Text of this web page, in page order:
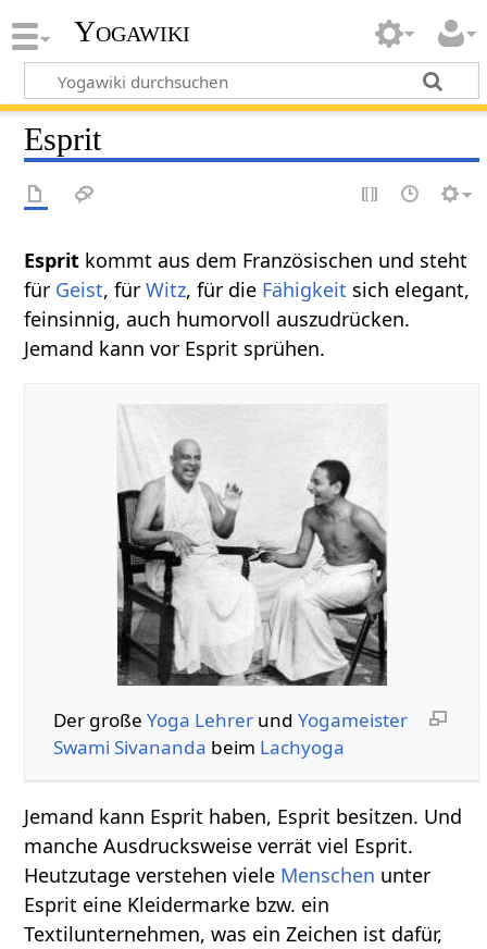
Yogawiki
Esprit
Esprit kommt aus dem Französischen und steht
für Geist, fürWitz, für die Fähigkeit sich elegant,
feinsinnig, auch humorvoll auszudrücken.
Jemand kann vor Esprit sprühen.
Der große Yoga Lehrerund Yogameister
Swami Sivananda beim Lachyoga
Jemand kann Esprit haben, Esprit besitzen. Und
manche Ausdrucksweise verrät viel Esprit.
Heutzutage verstehen viele Menschen unter
Esprit eine Kleidermarke bzw. ein
Textilunternehmen, was ein Zeichen ist dafür,